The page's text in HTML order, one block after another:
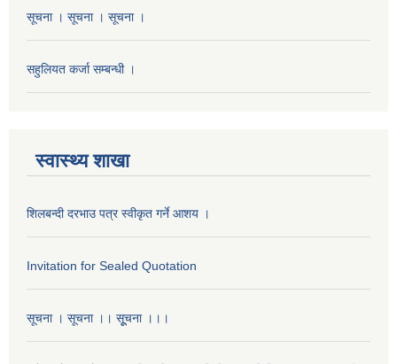
सूचना । सूचना । सूचना ।
सहुलियत कर्जा सम्बन्धी ।
स्वास्थ्य शाखा
शिलबन्दी दरभाउ पत्र स्वीकृत गर्ने आशय ।
Invitation for Sealed Quotation
सूचना । सूचना ।। सूूचना ।।।